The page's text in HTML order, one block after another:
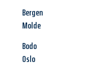
Bergen
Molde
Bodo
Oslo